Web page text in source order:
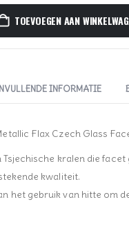
TOEVOEGEN AAN
INFORMATIE
Flax Czech Glass
kralen die facet
kwaliteit.
het gebruik van hitte om